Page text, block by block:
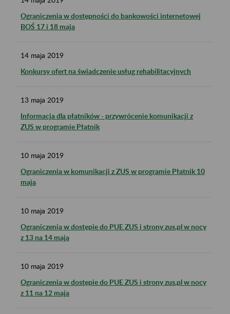
Ograniczenia w dostępności do bankowości internetowej
BOŚ 17 i 18 maja
14 maja 2019
Konkursy ofert na świadczenie usług rehabilitacyjnych
13 maja 2019
Informacja dla płatników - przywrócenie komunikacji z
ZUS w programie Płatnik
10 maja 2019
Ograniczenia w komunikacji z ZUS w programie Płatnik 10
maja
10 maja 2019
Ograniczenia w dostępie do PUE ZUS i strony zus.pl w nocy
z 13 na 14 maja
10 maja 2019
Ograniczenia w dostępie do PUE ZUS i strony zus.pl w nocy
z 11 na 12 maja